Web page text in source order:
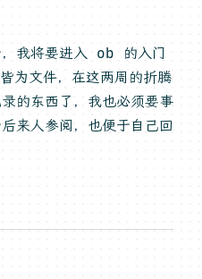
，我将要进入 ob 的入门
为文件，在这两周的折腾
的东西了，我也必须要事
来人参阅，也便于自己回